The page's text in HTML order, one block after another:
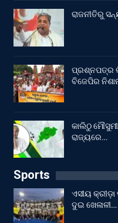
ରାଜନୀତିରୁ
ପ୍ରଶ୍ନପତ୍ର
ବିଜେପିର
କାଲିଠୁ
ରାଜ୍ୟରେ…
Sports
ଏସୀୟ
ଦୁଇ ଖେଳାଳୀ…